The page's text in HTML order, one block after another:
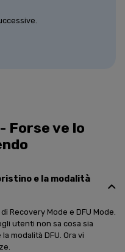
Forse ve lo
e la modalità
Recovery Mode e DFU Mode.
utenti non sa cosa sia
modalità DFU. Ora vi